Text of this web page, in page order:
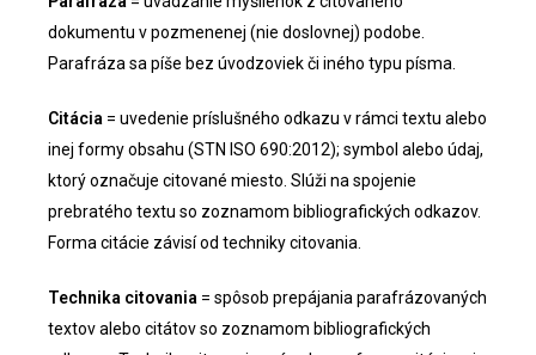
dokumentu v pozmenenej (nie doslovnej) podobe.
Parafráza sa píše bez úvodzoviek či iného typu písma.
Citácia = uvedenie príslušného odkazu v rámci textu alebo
inej formy obsahu (STN ISO 690:2012); symbol alebo údaj,
ktorý označuje citované miesto. Slúži na spojenie
prebratého textu so zoznamom bibliografických odkazov.
Forma citácie závisí od techniky citovania.
Technika citovania = spôsob prepájania parafrázovaných
textov alebo citátov so zoznamom bibliografických